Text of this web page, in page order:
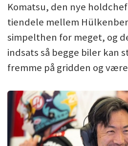
Komatsu, den nye holdchef
tiendele mellem
simpelthen for meget, og
indsats så begge biler kan
fremme på gridden og